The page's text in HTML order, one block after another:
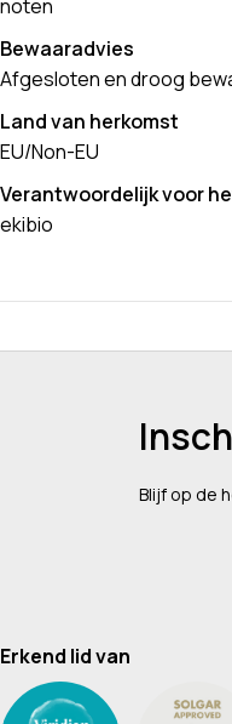
noten
Bewaaradvies
Afgesloten en droog
Land van herkomst
EU/Non-EU
Verantwoordelijk voor
ekibio
Blijf op de
Erkend lid van